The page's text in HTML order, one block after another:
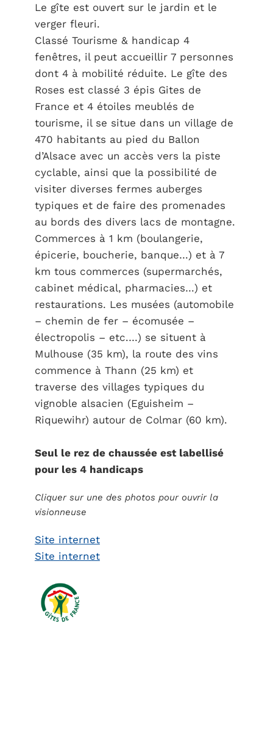
Le gîte est ouvert sur le jardin et le
verger fleuri.
Classé Tourisme & handicap 4
fenêtres, il peut accueillir 7 personnes
dont 4 à mobilité réduite. Le gîte des
Roses est classé 3 épis Gites de
France et 4 étoiles meublés de
tourisme, il se situe dans un village de
470 habitants au pied du Ballon
d’Alsace avec un accès vers la piste
cyclable, ainsi que la possibilité de
visiter diverses fermes auberges
typiques et de faire des promenades
au bords des divers lacs de montagne.
Commerces à 1 km (boulangerie,
épicerie, boucherie, banque…) et à 7
km tous commerces (supermarchés,
cabinet médical, pharmacies…) et
restaurations. Les musées (automobile
– chemin de fer – écomusée –
électropolis – etc.…) se situent à
Mulhouse (35 km), la route des vins
commence à Thann (25 km) et
traverse des villages typiques du
vignoble alsacien (Eguisheim –
Riquewihr) autour de Colmar (60 km).
Seul le rez de chaussée est labellisé
pour les 4 handicaps
Cliquer sur une des photos pour ouvrir la
visionneuse
Site internet
Site internet